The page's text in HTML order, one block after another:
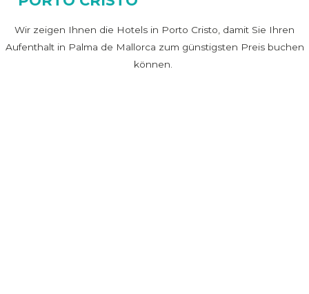
Wir zeigen Ihnen die Hotels in Porto Cristo, damit Sie Ihren
Aufenthalt in Palma de Mallorca zum günstigsten Preis buchen
können.